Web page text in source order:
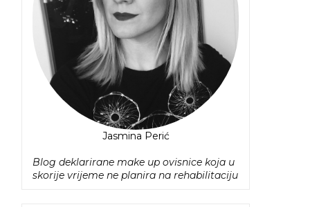
Jasmina Perić
Blog deklarirane make up ovisnice koja u
skorije vrijeme ne planira na rehabilitaciju